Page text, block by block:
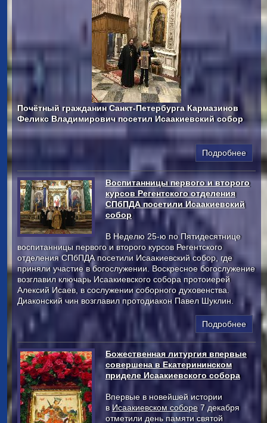
Почётный гражданин Санкт-Петербурга Кармазинов
Феликс Владимирович посетил Исаакиевский собор
Подробнее
Воспитанницы первого и второго
курсов Регентского отделения
СПбПДА посетили Исаакиевский
собор
В Неделю 25-ю по Пятидесятнице
воспитанницы первого и второго курсов Регентского
отделения СПбПДА посетили Исаакиевский собор, где
приняли участие в богослужении. Воскресное богослужение
возглавил ключарь Исаакиевского собора протоиерей
Алексий Исаев, в сослужении соборного духовенства.
Диаконский чин возглавил протодиакон Павел Шуклин.
Подробнее
Божественная литургия впервые
совершена в Екатерининском
приделе Исаакиевского собора
Впервые в новейшей истории
вИсаакиевском соборе7 декабря
отметили день памяти святой